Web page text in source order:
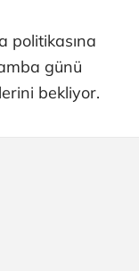
politikasına
günü
bekliyor.